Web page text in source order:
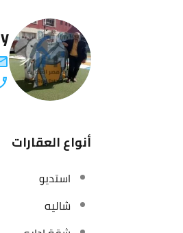
أنواع العقارات
استديو
شاليه